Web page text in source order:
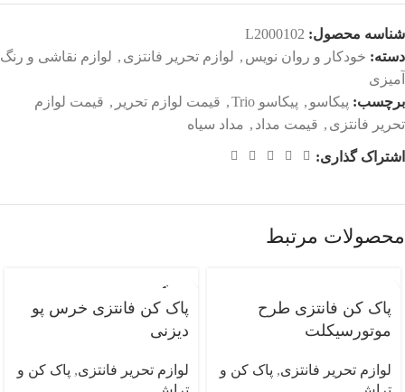
شناسه محصول: L2000102
دسته: خودکار و روان نویس , لوازم تحریر فانتزی , لوازم نقاشی و رنگ
آمیزی
برچسب: پیکاسو , پیکاسو Trio , قیمت لوازم تحریر , قیمت لوازم
تحریر فانتزی , قیمت مداد , مداد سیاه
اشتراک گذاری:
محصولات مرتبط
پاک کن فانتزی طرح
موتورسیکلت
لوازم تحریر فانتزی, پاک کن و
فروخته
پاک کن فانتزی خرس پو
دیزنی
لوازم تحریر فانتزی, پاک کن و